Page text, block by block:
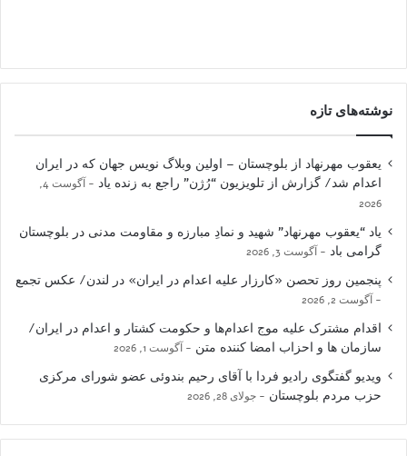
نوشته‌های تازه
یعقوب مهرنهاد از بلوچستان – اولین وبلاگ نویس جهان که در ایران
اعدام شد/ گزارش از تلویزیون “رُژن” راجع به زنده یاد
آگوست 4,
2026
یاد “یعقوب مهرنهاد” شهید و نمادِ مبارزه و مقاومت مدنی در بلوچستان
گرامی باد
آگوست 3, 2026
پنجمین روز تحصن «کارزار علیه اعدام در ایران» در لندن/ عکس تجمع
آگوست 2, 2026
اقدام مشترک علیه موج اعدام‌ها و حکومت کشتار و اعدام در ایران/
سازمان ها و احزاب امضا کننده متن
آگوست 1, 2026
ویدیو گفتگوی رادیو فردا با آقای رحیم بندوئی عضو شورای مرکزی
حزب مردم بلوچستان
جولای 28, 2026